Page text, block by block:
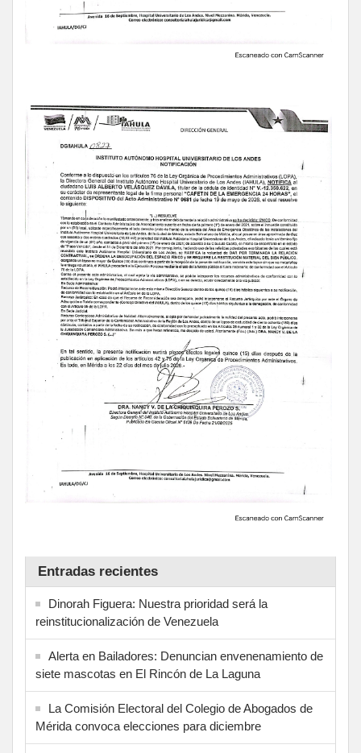
Entradas recientes
Dinorah Figuera: Nuestra prioridad será la
reinstitucionalización de Venezuela
Alerta en Bailadores: Denuncian envenenamiento de
siete mascotas en El Rincón de La Laguna
La Comisión Electoral del Colegio de Abogados de
Mérida convoca elecciones para diciembre